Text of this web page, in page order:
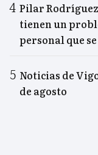
Pilar
tienen un
personal que
Noticias de
de agosto